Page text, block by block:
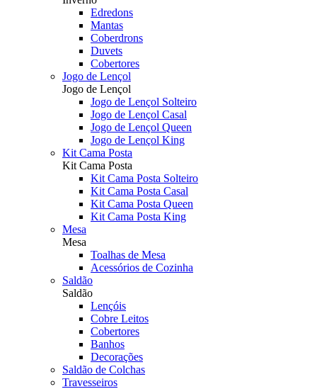
Edredons
Mantas
Coberdrons
Duvets
Cobertores
Jogo de Lençol
Jogo de Lençol
Jogo de Lençol Solteiro
Jogo de Lençol Casal
Jogo de Lençol Queen
Jogo de Lençol King
Kit Cama Posta
Kit Cama Posta
Kit Cama Posta Solteiro
Kit Cama Posta Casal
Kit Cama Posta Queen
Kit Cama Posta King
Mesa
Mesa
Toalhas de Mesa
Acessórios de Cozinha
Saldão
Saldão
Lençóis
Cobre Leitos
Cobertores
Banhos
Decorações
Saldão de Colchas
Travesseiros